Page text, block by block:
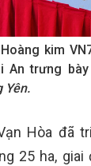
kim
An trưng
Yên.
Hòa đã
25 ha,